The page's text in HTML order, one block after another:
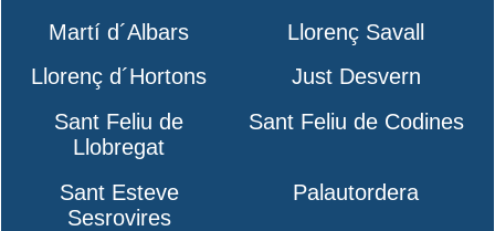
Martí d´Albars
Llorenç Savall
Llorenç d´Hortons
Just Desvern
Sant Feliu de
Llobregat
Sant Feliu de Codines
Sant Esteve
Sesrovires
Palautordera